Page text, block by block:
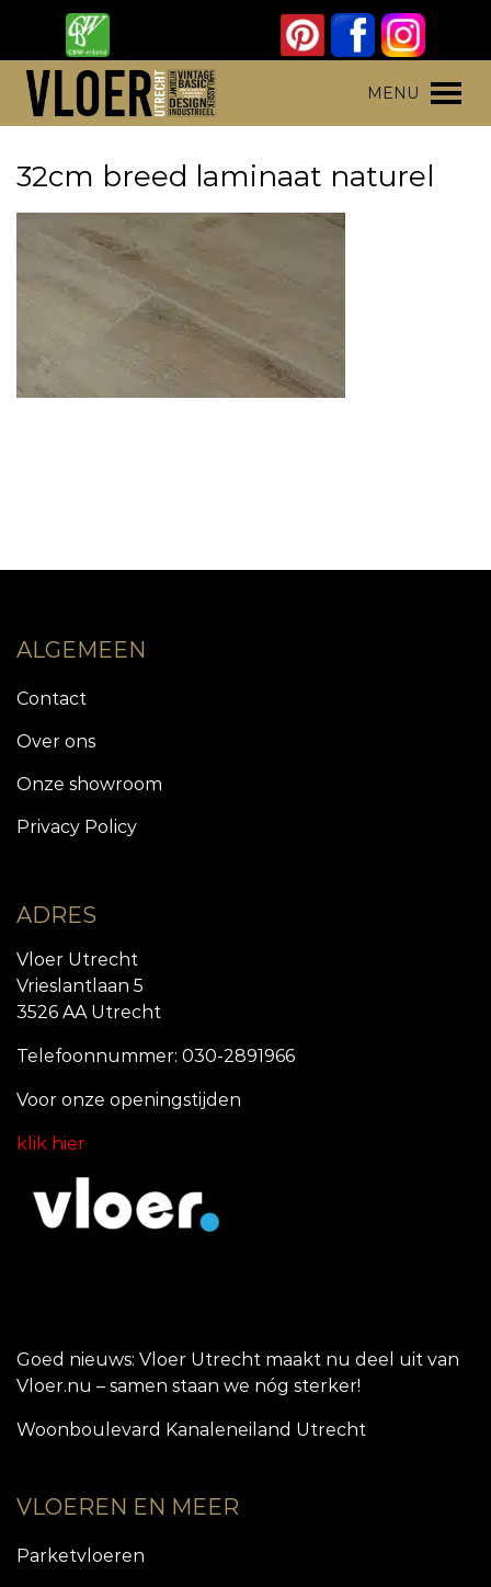
content
MENU
32cm breed laminaat naturel
ALGEMEEN
Contact
Over ons
Onze showroom
Privacy Policy
ADRES
Vloer Utrecht
Vrieslantlaan 5
3526 AA Utrecht
Telefoonnummer: 030-2891966
Voor onze openingstijden
klik hier
Goed nieuws: Vloer Utrecht maakt nu deel uit van
Vloer.nu – samen staan we nóg sterker!
Woonboulevard Kanaleneiland Utrecht
VLOEREN EN MEER
Parketvloeren